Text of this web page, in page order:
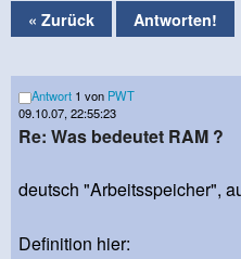
« Zurück Antworten!
Antwort 1 von PWT
09.10.07, 22:55:23
Re: Was bedeutet RAM ?
deutsch "Arbeitsspeicher",
Definition hier: